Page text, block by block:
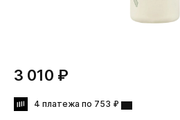
3 010 ₽
4 платежа по 753 ₽